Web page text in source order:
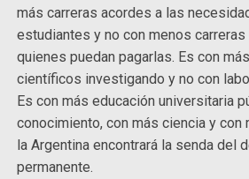
más carreras acordes a las
estudiantes y no con menos
quienes puedan pagarlas. Es con
científicos investigando y no con
Es con más educación universitaria
conocimiento, con más ciencia y con
la Argentina encontrará la senda del
permanente.